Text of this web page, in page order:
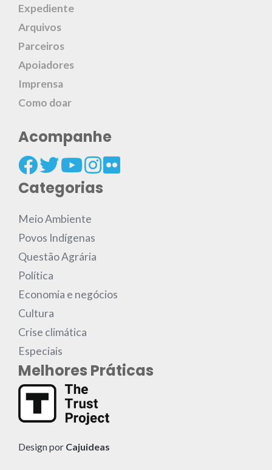
Expediente
Arquivos
Parceiros
Apoiadores
Imprensa
Como doar
Acompanhe
Categorias
Meio Ambiente
Povos Indígenas
Questão Agrária
Política
Economia e negócios
Cultura
Crise climática
Especiais
Melhores Práticas
Design por Cajuideas